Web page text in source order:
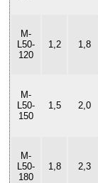
M-
L50-
120
1,2 1,8
M-
L50-
150
1,5 2,0
M-
L50-
180
1,8 2,3